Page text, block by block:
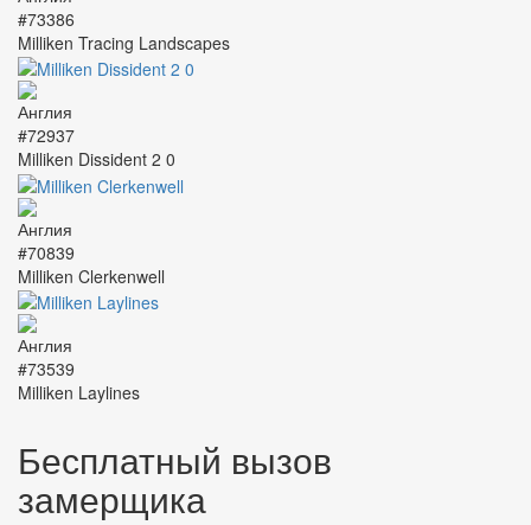
#73386
Milliken Tracing Landscapes
#72937
Milliken Dissident 2 0
#70839
Milliken Clerkenwell
#73539
Milliken Laylines
Бесплатный вызов
замерщика